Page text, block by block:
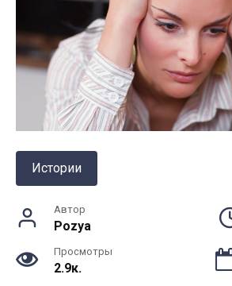
Истории
Автор
Pozya
Просмотры
2.9к.